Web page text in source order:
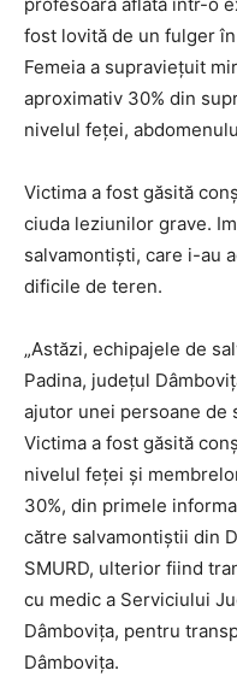
fost lovită de un fulger
Femeia a supraviețuit
aproximativ 30% din
nivelul feței,
Victima a fost găsită
ciuda leziunilor grave.
salvamontiști, care i-au
dificile de teren.
„Astăzi, echipajele de
Padina, județul
ajutor unei persoane de
Victima a fost găsită
nivelul feței și
30%, din primele
către salvamontiștii din
SMURD, ulterior fiind
cu medic a Serviciului
Dâmbovița, pentru
Dâmbovița.